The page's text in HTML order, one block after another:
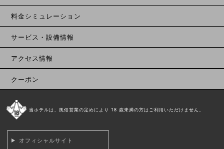
料金シミュレーション
サービス・設備情報
アクセス情報
クーポン
当ホテルは、風俗営業の定めにより 18 歳未満の方はご利用いただけません。
オフィシャルサイト